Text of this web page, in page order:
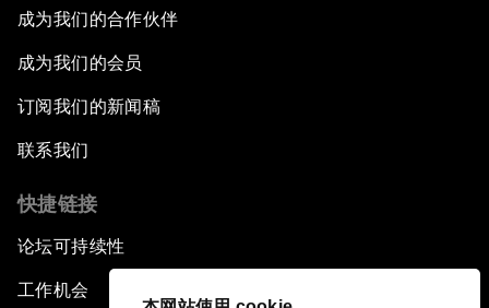
成为我们的合作伙伴
成为我们的会员
订阅我们的新闻稿
联系我们
快捷链接
论坛可持续性
工作机会